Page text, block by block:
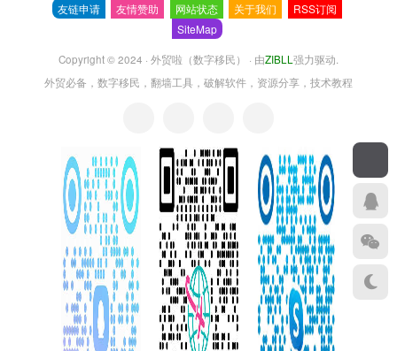
友链申请 友情赞助 网站状态 关于我们
RSS订阅
SiteMap
Copyright © 2024 · 外贸啦（数字移民） · 由ZIBLL强力驱动.
外贸必备，数字移民，翻墙工具，破解软件，资源分享，技术教程